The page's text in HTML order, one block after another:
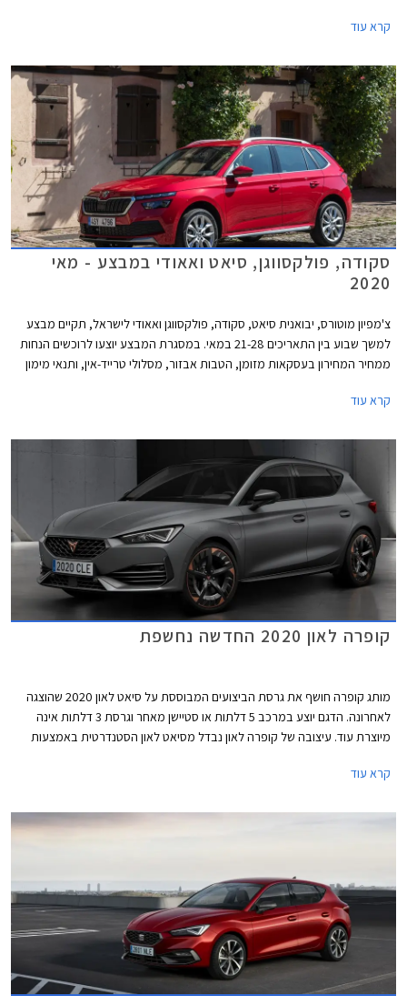
דרישות הבטיחות העומדות בפני היצרנים.
קרא עוד
סקודה, פולקסווגן, סיאט ואאודי במבצע - מאי
2020
צ'מפיון מוטורס, יבואנית סיאט, סקודה, פולקסווגן ואאודי לישראל, תקיים מבצע
למשך שבוע בין התאריכים 21-28 במאי. במסגרת המבצע יוצעו לרוכשים הנחות
ממחיר המחירון בעסקאות מזומן, הטבות אבזור, מסלולי טרייד-אין, ותנאי מימון
קרא עוד
קופרה לאון 2020 החדשה נחשפת
מותג קופרה חושף את גרסת הביצועים המבוססת על סיאט לאון 2020 שהוצגה
לאחרונה. הדגם יוצע במרכב 5 דלתות או סטיישן מאחר וגרסת 3 דלתות אינה
מיוצרת עוד. עיצובה של קופרה לאון נבדל מסיאט לאון הסטנדרטית באמצעות
גדולים, ושבכה קדמית מושחרת עם סמל המותג בצבע נחושת במרכזה. מאחור
בחישוקים בעיצוב אווירודינמי מיוחד המשלב גוון נחושת, חצאיות צד, ומראות
קרא עוד